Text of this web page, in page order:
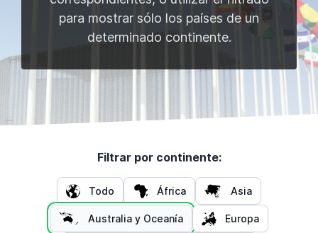
para mostrar sólo los países de un
determinado continente.
Filtrar por continente:
Todo África Asia
Australia y Oceanía Europa